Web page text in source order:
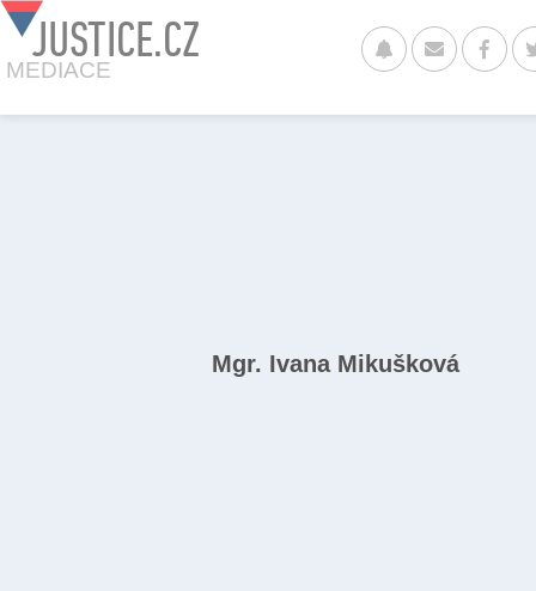
JUSTICE.CZ
MEDIACE
Mgr. Ivana Mikušková